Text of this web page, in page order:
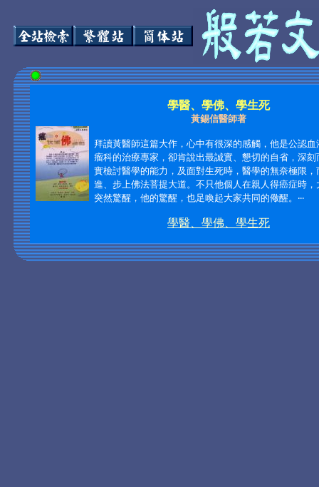
學醫、學佛、學生死
黃錫信醫師著
拜讀黃醫師這篇大作，心中有很深的感觸，他是公認血
瘤科的治療專家，卻肯說出最誠實、懇切的自省，深刻
實檢討醫學的能力，及面對生死時，醫學的無奈極限，
進、步上佛法菩提大道。不只他個人在親人得癌症時，
突然驚醒，他的驚醒，也足喚起大家共同的儆醒。 ‧‧‧
學醫、學佛、學生死